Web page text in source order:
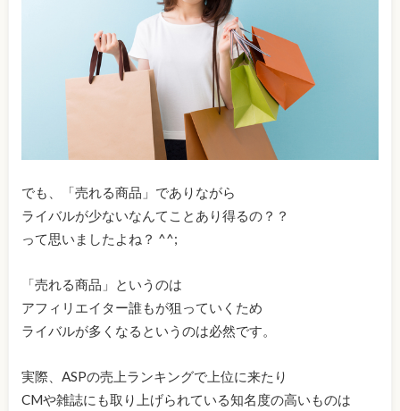
でも、「売れる商品」でありながら
ライバルが少ないなんてことあり得るの？？
って思いましたよね？ ^^;
「売れる商品」というのは
アフィリエイター誰もが狙っていくため
ライバルが多くなるというのは必然です。
実際、ASPの売上ランキングで上位に来たり
CMや雑誌にも取り上げられている知名度の高いものは